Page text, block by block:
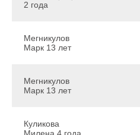
2 года
Мегникулов
Марк 13 лет
Мегникулов
Марк 13 лет
Куликова